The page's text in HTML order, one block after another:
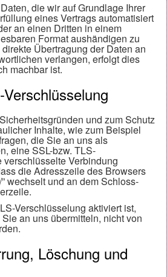
die wir auf Grundlage Ihrer
eines Vertrags automatisiert
an einen Dritten in einem
Format aushändigen zu
Übertragung der Daten an
verlangen, erfolgt dies
machbar ist.
und zum Schutz
Inhalte, wie zum Beispiel
die Sie an uns als
eine SSL-bzw. TLS-
Verbindung
die Adresszeile des Browsers
” wechselt und an dem Schloss-
Verschlüsselung aktiviert ist,
an uns übermitteln, nicht von
Löschung und